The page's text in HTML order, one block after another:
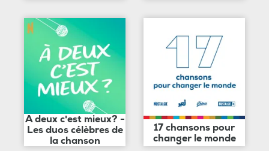
A deux c'est mieux? -
Les duos célèbres de
la chanson
17 chansons pour
changer le monde